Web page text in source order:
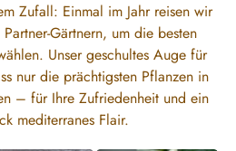
Zufall: Einmal im Jahr reisen wir
Gärtnern, um die besten
Unser geschultes Auge für
nur die prächtigsten Pflanzen in
– für Ihre Zufriedenheit und ein
mediterranes Flair.